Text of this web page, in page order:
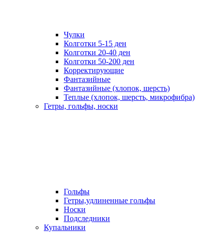
Чулки
Колготки 5-15 ден
Колготки 20-40 ден
Колготки 50-200 ден
Корректирующие
Фантазийные
Фантазийные (хлопок, шерсть)
Теплые (хлопок, шерсть, микрофибра)
Гетры, гольфы, носки
Гольфы
Гетры,удлиненные гольфы
Носки
Подследники
Купальники